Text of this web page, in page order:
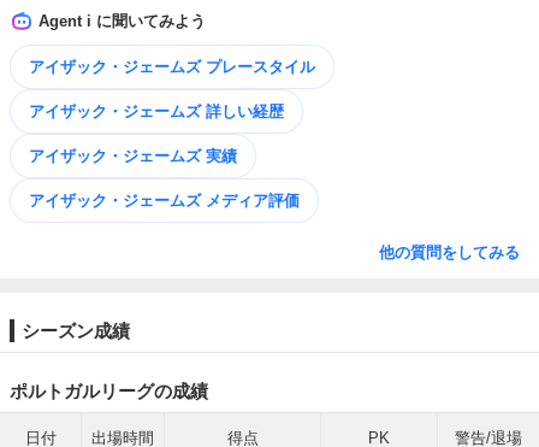
Agent i に聞いてみよう
アイザック・ジェームズ プレースタイル
アイザック・ジェームズ 詳しい経歴
アイザック・ジェームズ 実績
アイザック・ジェームズ メディア評価
他の質問をしてみる
シーズン成績
ポルトガルリーグの成績
日付 出場時間 得点 PK 警告/退場